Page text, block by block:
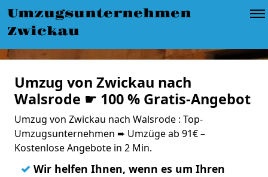
Umzugsunternehmen
Zwickau
Umzug von Zwickau nach
Walsrode ☛ 100 % Gratis-Angebot
Umzug von Zwickau nach Walsrode : Top-
Umzugsunternehmen ➨ Umzüge ab 91€ –
Kostenlose Angebote in 2 Min.
✓ Wir helfen Ihnen, wenn es um Ihren